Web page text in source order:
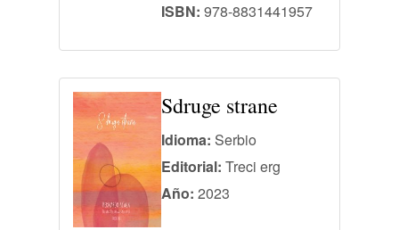
ISBN: 978-8831441957
Sdruge strane
Idioma: Serbio
Editorial: Treci erg
Año: 2023